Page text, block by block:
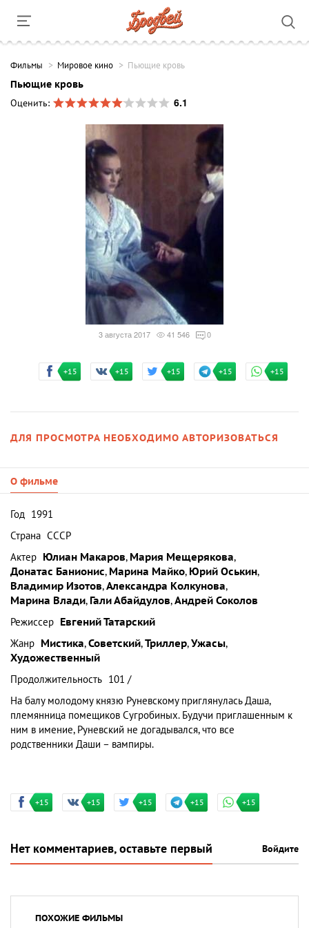
Фильмы Мировое кино Пьющие кровь
Пьющие кровь
Оценить:
6.1
3 августа 2017 41 546 0
+15 +15 +15 +15 +15
ДЛЯ ПРОСМОТРА НЕОБХОДИМО АВТОРИЗОВАТЬСЯ
О фильме
Год 1991
Страна СССР
Актер Юлиан Макаров, Мария Мещерякова,
Донатас Банионис, Марина Майко, Юрий Оськин,
Владимир Изотов,Александра Колкунова,
Марина Влади, Гали Абайдулов,Андрей Соколов
Режиссер Евгений Татарский
Жанр Мистика,Советский,Триллер,Ужасы,
Художественный
Продолжительность 101 /
На балу молодому князю Руневскому приглянулась Даша,
племянница помещиков Сугробиных. Будучи приглашенным к
ним в имение, Руневский не догадывался, что все
родственники Даши – вампиры.
+15 +15 +15 +15 +15
Нет комментариев, оставьте первый Войдите
ПОХОЖИЕ ФИЛЬМЫ